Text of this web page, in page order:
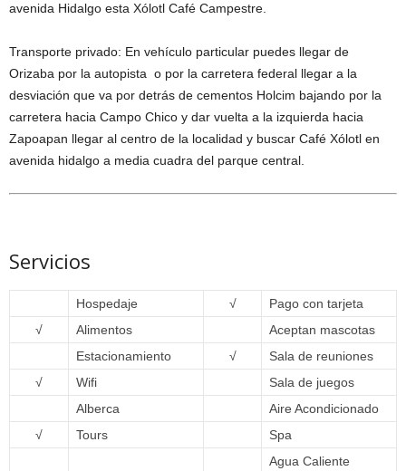
avenida Hidalgo esta Xólotl Café Campestre.
Transporte privado: En vehículo particular puedes llegar de
Orizaba por la autopista o por la carretera federal llegar a la
desviación que va por detrás de cementos Holcim bajando por la
carretera hacia Campo Chico y dar vuelta a la izquierda hacia
Zapoapan llegar al centro de la localidad y buscar Café Xólotl en
avenida hidalgo a media cuadra del parque central.
Servicios
Hospedaje √
Pago con tarjeta
√
Alimentos
Aceptan mascotas
Estacionamiento
√
Sala de reuniones
√
Wifi
Sala de juegos
Alberca
Aire Acondicionado
√
Tours
Spa
Agua Caliente